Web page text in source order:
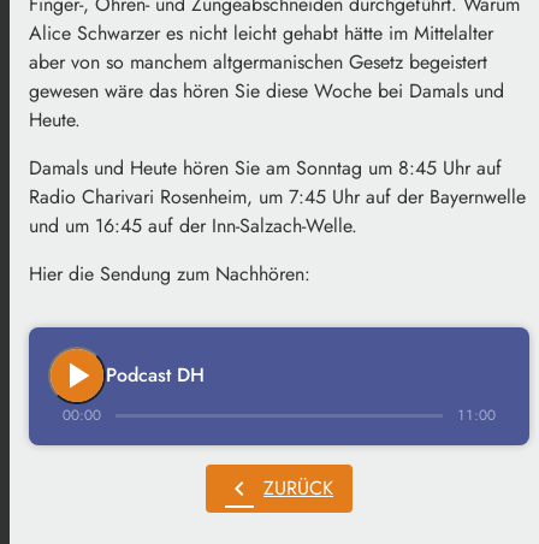
Alice Schwarzer es nicht leicht gehabt hätte im Mittelalter
aber von so manchem altgermanischen Gesetz begeistert
gewesen wäre das hören Sie diese Woche bei Damals und
Heute.
Damals und Heute hören Sie am Sonntag um 8:45 Uhr auf
Radio Charivari Rosenheim, um 7:45 Uhr auf der Bayernwelle
und um 16:45 auf der Inn-Salzach-Welle.
Hier die Sendung zum Nachhören:
play_arrow Podcast DH
00:00 11:00
chevron_left ZURÜCK